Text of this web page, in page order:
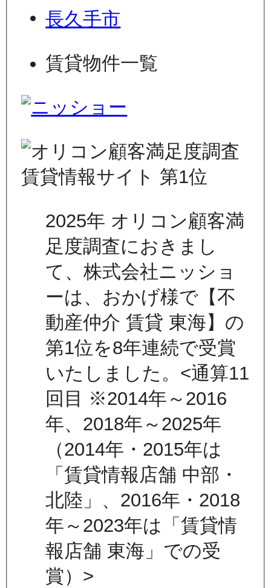
長久手市
賃貸物件一覧
2025年 オリコン顧客満
足度調査におきまし
て、株式会社ニッショ
ーは、おかげ様で【不
動産仲介 賃貸 東海】の
第1位を8年連続で受賞
いたしました。<通算11
回目 ※2014年～2016
年、2018年～2025年
（2014年・2015年は
「賃貸情報店舗 中部・
北陸」、2016年・2018
年～2023年は「賃貸情
報店舗 東海」での受
賞）>